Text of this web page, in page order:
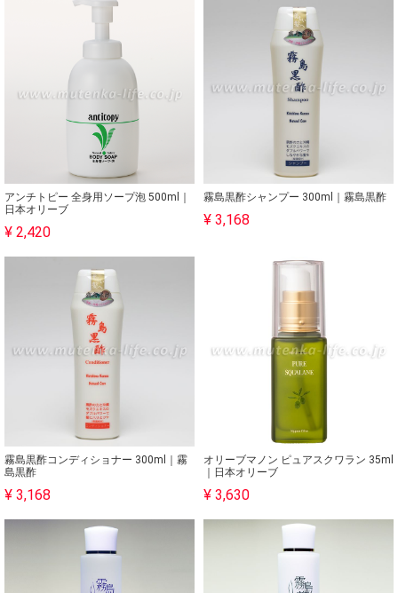
アンチトピー 全身用ソープ泡 500ml｜
日本オリーブ
¥ 2,420
霧島黒酢シャンプー 300ml｜霧島黒酢
¥ 3,168
霧島黒酢コンディショナー 300ml｜霧
島黒酢
¥ 3,168
オリーブマノン ピュアスクワラン 35ml
｜日本オリーブ
¥ 3,630